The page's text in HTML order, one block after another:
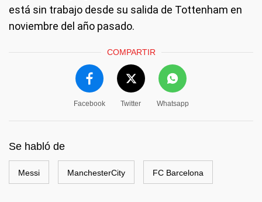
está sin trabajo desde su salida de Tottenham en
noviembre del año pasado.
COMPARTIR
Facebook Twitter Whatsapp
Se habló de
Messi ManchesterCity FC Barcelona